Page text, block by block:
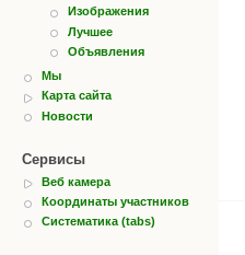
Изображения
Лучшее
Объявления
Мы
Карта сайта
Новости
Сервисы
Веб камера
Координаты участников
Систематика (tabs)